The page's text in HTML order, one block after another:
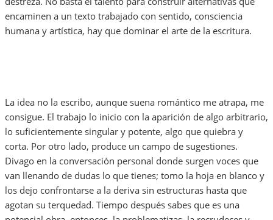
encaminen a un texto trabajado con sentido, consciencia
humana y artística, hay que dominar el arte de la escritura.
La idea no la escribo, aunque suena romántico me atrapa, me
consigue. El trabajo lo inicio con la aparición de algo arbitrario,
lo suficientemente singular y potente, algo que quiebra y
corta. Por otro lado, produce un campo de sugestiones.
Divago en la conversación personal donde surgen voces que
van llenando de dudas lo que tienes; tomo la hoja en blanco y
los dejo confrontarse a la deriva sin estructuras hasta que
agotan su terquedad. Tiempo después sabes que es una